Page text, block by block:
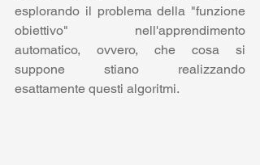
esplorando il problema della "funzione
obiettivo" nell'apprendimento
automatico, ovvero, che cosa si
suppone stiano realizzando
esattamente questi algoritmi.